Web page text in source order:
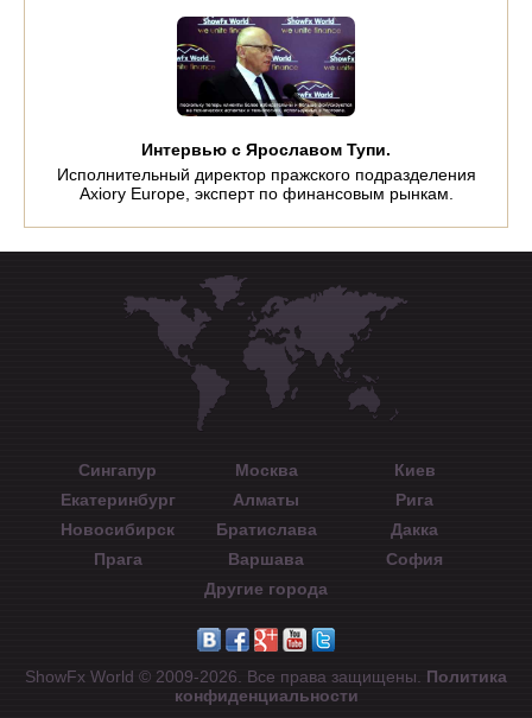
Интервью с Ярославом Тупи.
Исполнительный директор пражского подразделения
Axiory Europe, эксперт по финансовым рынкам.
Сингапур Москва
Киев
Екатеринбург
Алматы
Рига
Новосибирск
Братислава
Дакка
Прага
Варшава
София
Другие города
ShowFx World © 2009-2026. Все права защищены. Политика
конфиденциальности